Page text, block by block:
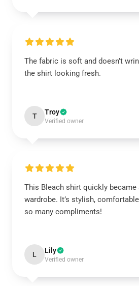
The fabric is soft and doesn’t
the shirt looking fresh.
T Troy
Verified owner
This Bleach shirt quickly became
wardrobe. It’s stylish,
so many compliments!
L Lily
Verified owner